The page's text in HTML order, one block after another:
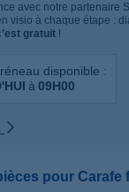
avec notre partenaire
visio à chaque étape :
gratuit !
disponible :
à 09H00
pour Carafe